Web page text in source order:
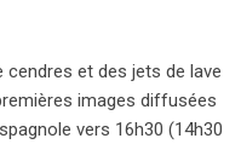
et des jets de lave
images diffusées
vers 16h30 (14h30